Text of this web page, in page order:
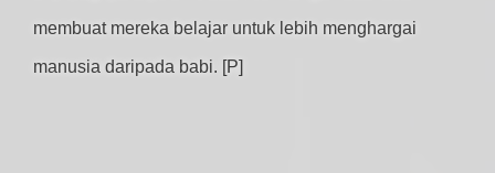
membuat mereka belajar untuk lebih menghargai
manusia daripada babi. [P]